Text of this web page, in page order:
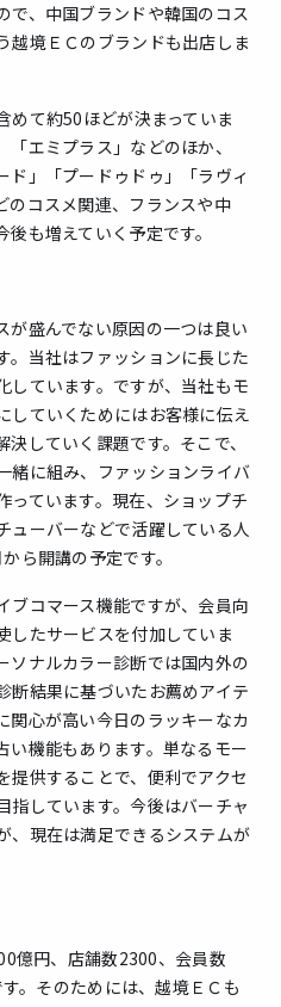
で、中国ブランドや韓国のコス
越境ＥＣのブランドも出店しま
て約50ほどが決まっていま
エミプラス」などのほか、
ド」「プードゥドゥ」「ラヴィ
のコスメ関連、フランスや中
も増えていく予定です。
盛んでない原因の一つは良い
。当社はファッションに長じた
しています。ですが、当社もモ
していくためにはお客様に伝え
していく課題です。そこで、
緒に組み、ファッションライバ
っています。現在、ショップチ
ューバーなどで活躍している人
ら開講の予定です。
コマース機能ですが、会員向
したサービスを付加していま
ソナルカラー診断では国内外の
断結果に基づいたお薦めアイテ
関心が高い今日のラッキーなカ
い機能もあります。単なるモー
提供することで、便利でアクセ
指しています。今後はバーチャ
、現在は満足できるシステムが
億円、店舗数2300、会員数
。そのためには、越境ＥＣも